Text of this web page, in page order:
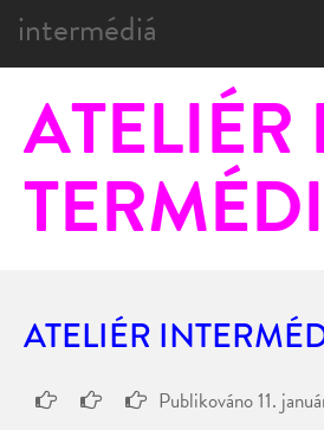
intermédiá
ATELIÉR
Publikováno11.